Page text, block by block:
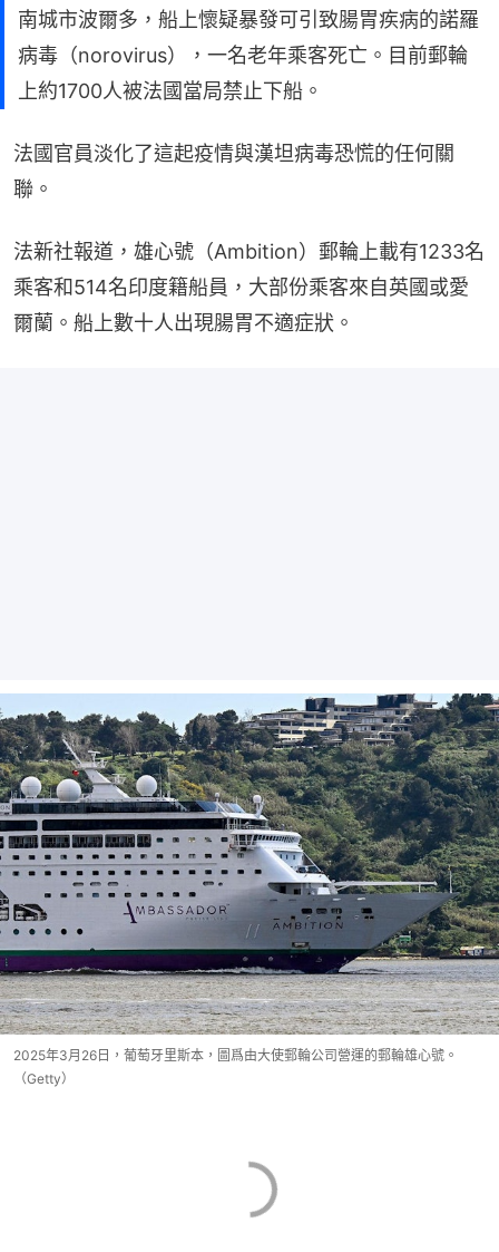
南城市波爾多，船上懷疑暴發可引致腸胃疾病的諾羅
病毒（norovirus），一名老年乘客死亡。目前郵輪
上約1700人被法國當局禁止下船。
法國官員淡化了這起疫情與漢坦病毒恐慌的任何關
聯。
法新社報道，雄心號（Ambition）郵輪上載有1233名
乘客和514名印度籍船員，大部份乘客來自英國或愛
爾蘭。船上數十人出現腸胃不適症狀。
2025年3月26日，葡萄牙里斯本，圖爲由大使郵輪公司營運的郵輪雄心號。
（Getty）